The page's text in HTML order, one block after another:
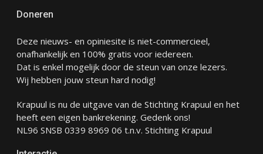
Doneren
Deze nieuws- en opiniesite is niet-commercieel,
onafhankelijk en 100% gratis voor iedereen.
Dat is enkel mogelijk door de steun van onze lezers.
Wij hebben jouw steun hard nodig!
Krapuul is nu de uitgave van de Stichting Krapuul en het
heeft een eigen bankrekening. Gedenk ons!
NL96 SNSB 0339 8969 06 t.n.v. Stichting Krapuul